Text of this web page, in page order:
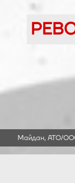
Майдан, АТО/